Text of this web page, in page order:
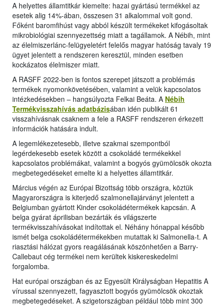
A helyettes államtitkár kiemelte: hazai gyártású termékkel az
esetek alig 14%-ában, összesen 31 alkalommal volt gond.
Főként baromfihúst vagy abból készült termékeket kifogásoltak
mikrobiológiai szennyezettség miatt a tagállamok. A Nébih, mint
az élelmiszerlánc-felügyeletért felelős magyar hatóság tavaly 19
ügyet jelentett a rendszeren keresztül, minden esetben
kockázatos élelmiszer miatt.
A RASFF 2022-ben is fontos szerepet játszott a problémás
termékek nyomonkövetésében, valamint a velük kapcsolatos
intézkedésekben – hangsúlyozta Felkai Beáta. A Nébih
Termékvisszahívás adatbázisában idén publikált 61
visszahívásnak csaknem a fele a RASFF rendszeren érkezett
információk hatására indult.
A legemlékezetesebb, illetve szakmai szempontból
legérdekesebb esetek között a csokoládé termékekkel
kapcsolatos problémákat, valamint a bogyós gyümölcsök okozta
megbetegedéseket emelte ki a helyettes államtitkár.
Március végén az Európai Bizottság több országra, köztük
Magyarországra is kiterjedő szalmonellajárványt jelentett a
Belgiumban gyártott Kinder csokoládétermékek kapcsán. A
belga gyárat áprilisban bezárták és világszerte
termékvisszahívásokat indítottak el. Néhány hónappal később
ismét belga csokoládétermékekben mutattak ki Salmonella-t. A
riasztási hálózat gyors reagálásának köszönhetően a Barry-
Callebaut cég termékei nem kerültek kiskereskedelmi
forgalomba.
Hat európai országban és az Egyesült Királyságban Hepatitis A
vírussal szennyezett, fagyasztott bogyós gyümölcsök okoztak
megbetegedéseket. A szigetországban például több mint 300